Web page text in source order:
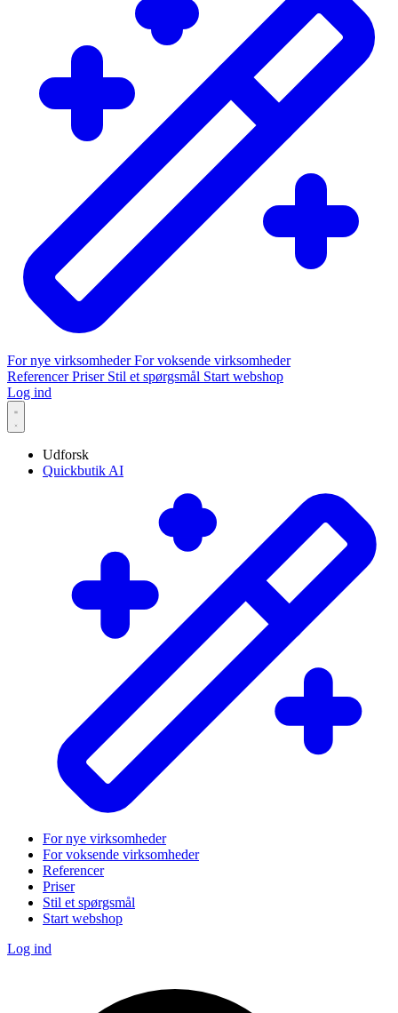
For nye virksomhederFor voksende virksomheder
ReferencerPriser Stil et spørgsmål Start webshop
Log ind
Udforsk
Quickbutik AI
For nye virksomheder
For voksende virksomheder
Referencer
Priser
Stil et spørgsmål
Start webshop
Log ind